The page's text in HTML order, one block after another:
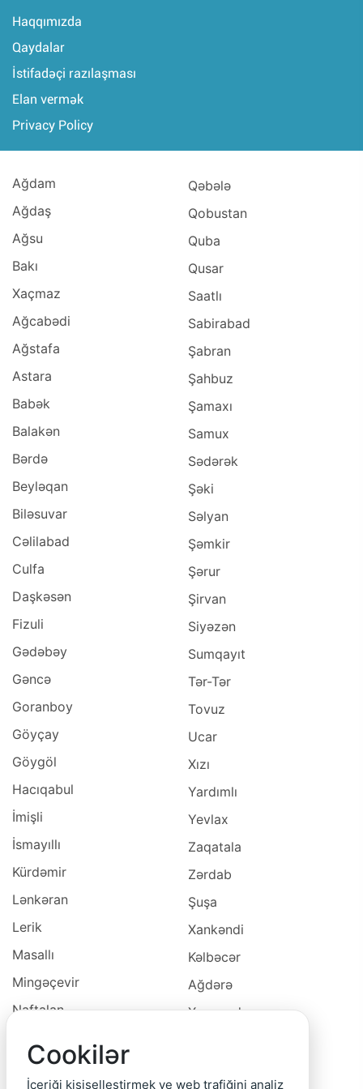
Haqqımızda
Qaydalar
İstifadəçi razılaşması
Elan vermək
Privacy Policy
Ağdam
Ağdaş
Ağsu
Bakı
Xaçmaz
Ağcabədi
Ağstafa
Astara
Babək
Balakən
Bərdə
Beyləqan
Biləsuvar
Cəlilabad
Culfa
Daşkəsən
Fizuli
Gədəbəy
Gəncə
Goranboy
Göyçay
Göygöl
Hacıqabul
İmişli
İsmayıllı
Kürdəmir
Lənkəran
Lerik
Masallı
Mingəçevir
Naftalan
Neftçala
Qəbələ
Qobustan
Quba
Qusar
Saatlı
Sabirabad
Şabran
Şahbuz
Şamaxı
Samux
Sədərək
Şəki
Səlyan
Şəmkir
Şərur
Şirvan
Siyəzən
Sumqayıt
Tər-Tər
Tovuz
Ucar
Xızı
Yardımlı
Yevlax
Zaqatala
Zərdab
Şuşa
Xankəndi
Kəlbəcər
Ağdərə
Xocavəd
Cookilər
İçeriği kişiselleştirmek ve web trafiğini analiz